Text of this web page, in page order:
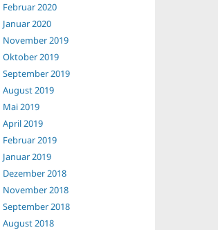
Februar 2020
Januar 2020
November 2019
Oktober 2019
September 2019
August 2019
Mai 2019
April 2019
Februar 2019
Januar 2019
Dezember 2018
November 2018
September 2018
August 2018